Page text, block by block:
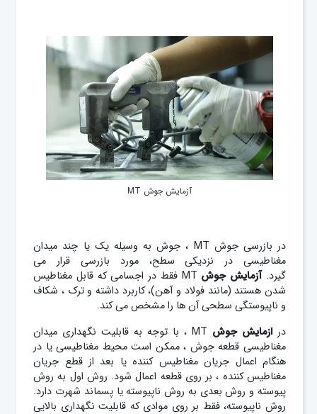
آزمایش جوش MT
در بازرسی جوش MT ، جوش به وسیله یک یا چند میدان
مغناطیسی در نزدیکی سطح، مورد بازرسی قرار می
گیرد.آزمایش جوش
MT فقط در اجسامی که قابل مغناطیس
شدن هستند (مانند فولاد و آهن)، کاربرد داشته و ترک ، شکاف
و ناپیوستگی سطحی آن ها را مشخص می کند.
درازمایش جوش
MT ، با توجه به قابلیت نگهداری میدان
مغناطیسی قطعه جوش ، ممکن است محیط مغناطیسی یا در
هنگام اعمال جریان مغناطیس کننده یا بعد از قطع جریان
مغناطیس کننده ، بر روی قطعه اعمال شود. روش اول به روش
پیوسته و روش بعدی به روش ناپیوسته یا پسماند شهرت دارد.
روش ناپیوسته، فقط بر روی موادی که قابلیت نگهداری بالایی